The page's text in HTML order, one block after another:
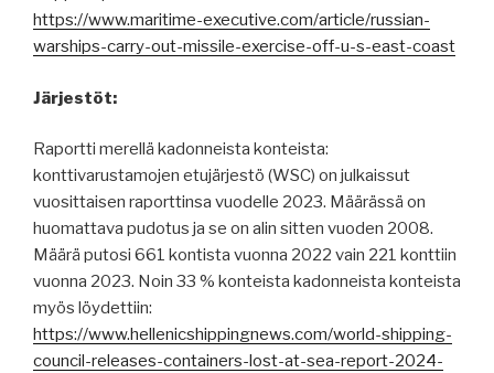
https://www.maritime-executive.com/article/russian-
warships-carry-out-missile-exercise-off-u-s-east-coast
Järjestöt:
Raportti merellä kadonneista konteista:
konttivarustamojen etujärjestö (WSC) on julkaissut
vuosittaisen raporttinsa vuodelle 2023. Määrässä on
huomattava pudotus ja se on alin sitten vuoden 2008.
Määrä putosi 661 kontista vuonna 2022 vain 221 konttiin
vuonna 2023. Noin 33 % konteista kadonneista konteista
myös löydettiin:
https://www.hellenicshippingnews.com/world-shipping-
council-releases-containers-lost-at-sea-report-2024-